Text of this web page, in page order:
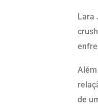
Lara
de